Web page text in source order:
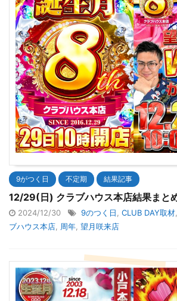
9がつく日 不定期 結果記事
12/29(日) クラブハウス本店結果まと
2024/12/30 9のつく日 CLUB DAY取材
ブハウス本店 周年 望月咲来店